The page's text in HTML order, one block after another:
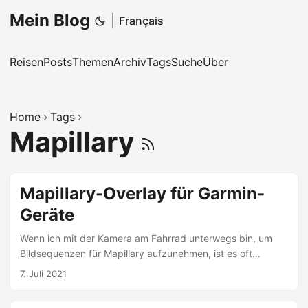
Mein Blog Français
ReisenPostsThemenArchivTagsSucheÜber
Home Tags
Mapillary
Mapillary-Overlay für Garmin-
Geräte
Wenn ich mit der Kamera am Fahrrad unterwegs bin, um
Bildsequenzen für Mapillary aufzunehmen, ist es oft
hilfreich zu wissen, für welche Straßenabschnitte schon
7. Juli 2021